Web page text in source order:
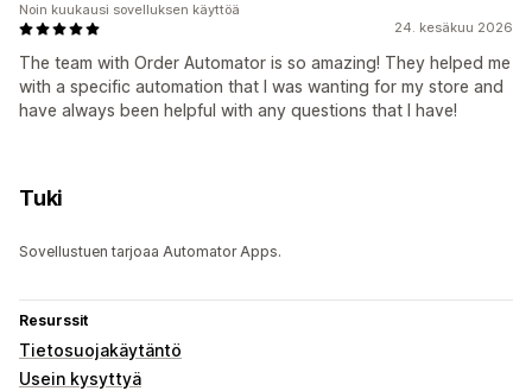
24. kesäkuu 2026
The team with Order Automator is so amazing! They helped me
with a specific automation that I was wanting for my store and
have always been helpful with any questions that I have!
Noin kuukausi sovelluksen käyttöä
Tuki
Sovellustuen tarjoaa Automator Apps.
Resurssit
Tietosuojakäytäntö
Usein kysyttyä